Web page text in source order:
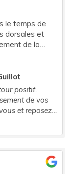
le temps de
dorsales et
de la
faire après
très positif
en week-
positif.
de vos
et reposez